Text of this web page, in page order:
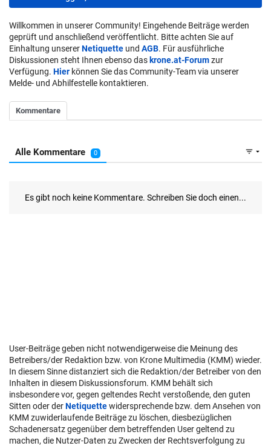
Willkommen in unserer Community! Eingehende Beiträge werden
geprüft und anschließend veröffentlicht. Bitte achten Sie auf
Einhaltung unsererNetiquette und AGB. Für ausführliche
Diskussionen steht Ihnen ebenso das krone.at-Forumzur
Verfügung. Hier können Sie das Community-Team via unserer
Melde- und Abhilfestelle kontaktieren.
User-Beiträge geben nicht notwendigerweise die Meinung des
Betreibers/der Redaktion bzw. von Krone Multimedia (KMM) wieder.
In diesem Sinne distanziert sich die Redaktion/der Betreiber von den
Inhalten in diesem Diskussionsforum. KMM behält sich
insbesondere vor, gegen geltendes Recht verstoßende, den guten
Sitten oder derNetiquettewidersprechende bzw. dem Ansehen von
KMM zuwiderlaufende Beiträge zu löschen, diesbezüglichen
Schadenersatz gegenüber dem betreffenden User geltend zu
machen, die Nutzer-Daten zu Zwecken der Rechtsverfolgung zu